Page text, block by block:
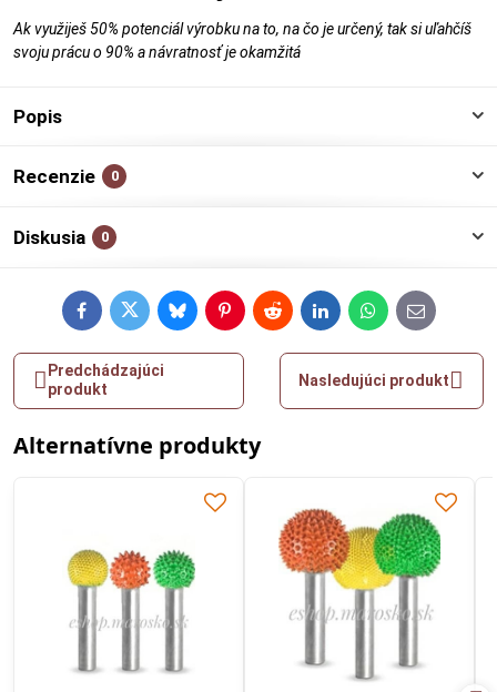
Ak využiješ 50% potenciál výrobku na to, na čo je určený, tak si uľahčíš
svoju prácu o 90% a návratnosť je okamžitá
Popis
Recenzie 0
Diskusia 0
FacebookTwitterBlueskyPinterestRedditLinkedInWhatsApp
E-
mail
Predchádzajúci
produkt
Nasledujúci produkt
Alternatívne produkty